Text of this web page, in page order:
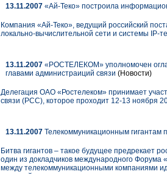
13.11.2007 «Ай-Теко» построила
Компания «Ай-Теко», ведущий российский
локально-вычислительной сети и системы
13.11.2007 «РОСТЕЛЕКОМ» уполномочен
главами администраиций связи (Новости)
Делегация ОАО «Ростелеком» принимает
связи (РСС), которое проходит 12-13 ноября
13.11.2007 Телекоммуникационным гигантам
Битва гигантов – такое будущее предрекает
один из докладчиков международного Форума
между телекоммуникационными компаниями